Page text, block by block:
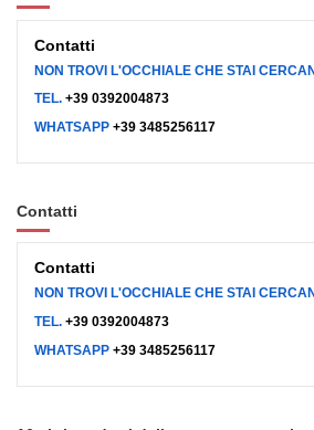
Contatti
NON TROVI L'OCCHIALE CHE STAI
TEL. +39 0392004873
WHATSAPP +39 3485256117
Contatti
Contatti
NON TROVI L'OCCHIALE CHE STAI
TEL. +39 0392004873
WHATSAPP +39 3485256117